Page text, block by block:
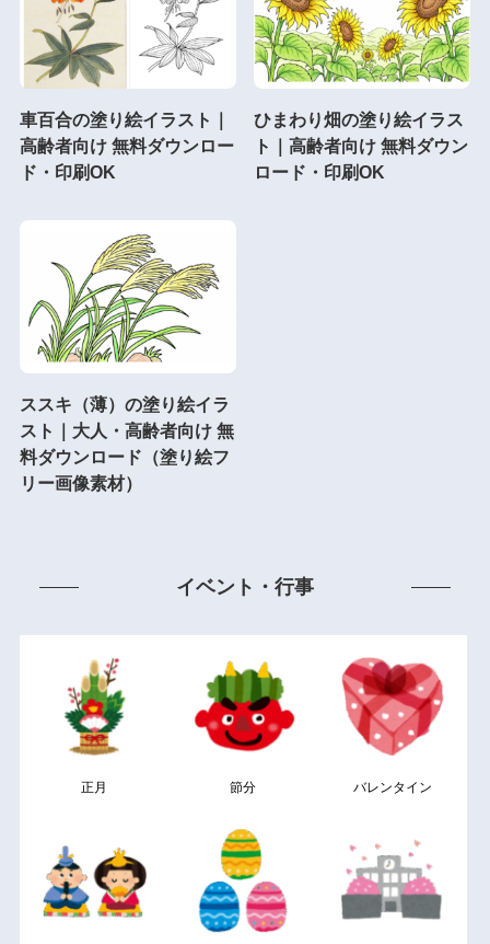
車百合の塗り絵イラスト｜
高齢者向け 無料ダウンロー
ド・印刷OK
ひまわり畑の塗り絵イラス
ト｜高齢者向け 無料ダウン
ロード・印刷OK
ススキ（薄）の塗り絵イラ
スト｜大人・高齢者向け 無
料ダウンロード（塗り絵フ
リー画像素材）
イベント・行事
正月 節分 バレンタイン